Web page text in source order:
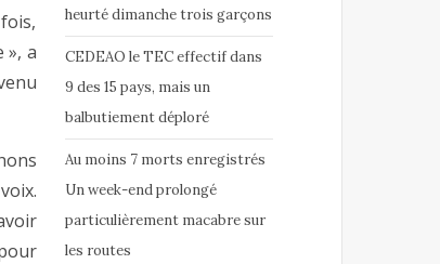
heurté dimanche trois garçons
CEDEAO le TEC effectif dans
9 des 15 pays, mais un
balbutiement déploré
Au moins 7 morts enregistrés
Un week-end prolongé
particulièrement macabre sur
les routes
», a